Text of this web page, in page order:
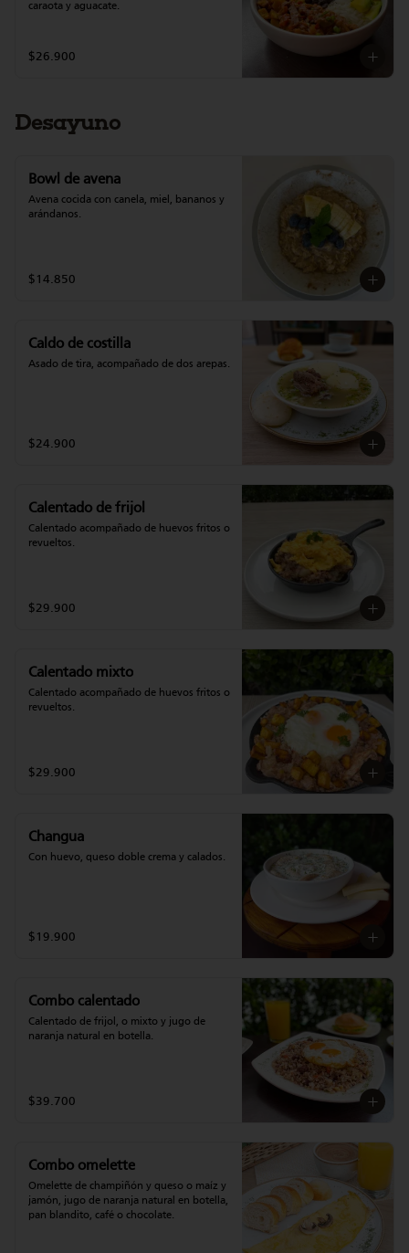
caraota y aguacate.
$26.900
Desayuno
Bowl de avena
Avena cocida con canela, miel, bananos y
arándanos.
$14.850
Caldo de costilla
Asado de tira, acompañado de dos arepas.
$24.900
Calentado de frijol
Calentado acompañado de huevos fritos o
revueltos.
$29.900
Calentado mixto
Calentado acompañado de huevos fritos o
revueltos.
$29.900
Changua
Con huevo, queso doble crema y calados.
$19.900
Combo calentado
Calentado de frijol, o mixto y jugo de
naranja natural en botella.
$39.700
Combo omelette
Omelette de champiñón y queso o maíz y
jamón, jugo de naranja natural en botella,
pan blandito, café o chocolate.